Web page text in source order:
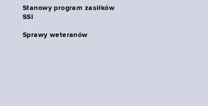
Stanowy program zasiłków
SSI
Sprawy weteranów